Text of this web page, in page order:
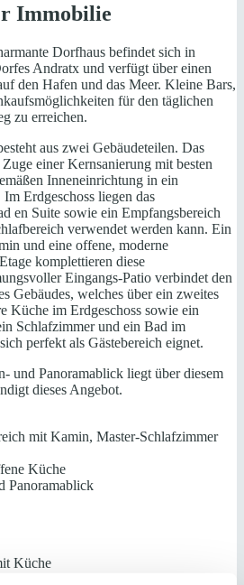
Immobilie
Dorfhaus befindet sich in
Andratx und verfügt über einen
den Hafen und das Meer. Kleine Bars,
für den täglichen
zu erreichen.
aus zwei Gebäudeteilen. Das
einer Kernsanierung mit besten
Inneneinrichtung in ein
Erdgeschoss liegen das
en Suite sowie ein Empfangsbereich
verwendet werden kann. Ein
und eine offene, moderne
komplettieren diese
Eingangs-Patio verbindet den
Gebäudes, welches über ein zweites
Küche im Erdgeschoss sowie ein
Schlafzimmer und ein Bad im
perfekt als Gästebereich eignet.
und Panoramablick liegt über diesem
dieses Angebot.
mit Kamin, Master-Schlafzimmer
Küche
Panoramablick
Küche
Kamin, Schlafzimmer, Badezimmer